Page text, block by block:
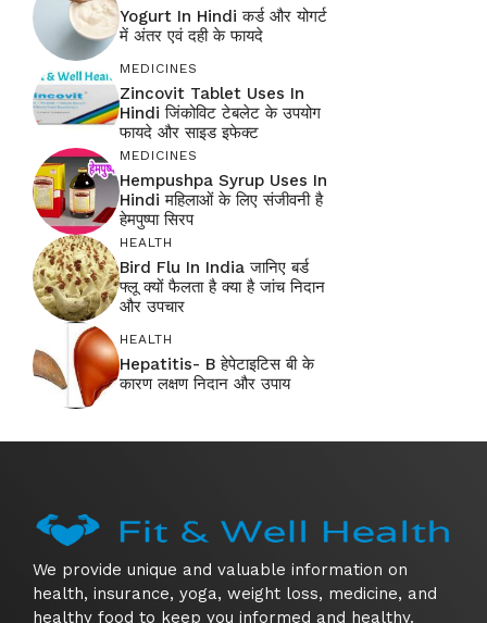
Yogurt In Hindi कर्ड और योगर्ट
में अंतर एवं दही के फायदे
MEDICINES
Zincovit Tablet Uses In
Hindi जिंकोविट टेबलेट के उपयोग
फायदे और साइड इफेक्ट
MEDICINES
Hempushpa Syrup Uses In
Hindi महिलाओं के लिए संजीवनी है
हेमपुष्पा सिरप
HEALTH
Bird Flu In India जानिए बर्ड
फ्लू क्यों फैलता है क्या है जांच निदान
और उपचार
HEALTH
Hepatitis- B हेपेटाइटिस बी के
कारण लक्षण निदान और उपाय
We provide unique and valuable information on
health, insurance, yoga, weight loss, medicine, and
healthy food to keep you informed and healthy.